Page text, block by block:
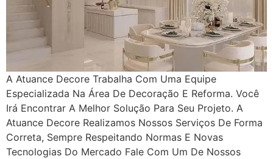
A Atuance Decore Trabalha Com Uma Equipe
Especializada Na Área De Decoração E Reforma. Você
Irá Encontrar A Melhor Solução Para Seu Projeto. A
Atuance Decore Realizamos Nossos Serviços De Forma
Correta, Sempre Respeitando Normas E Novas
Tecnologias Do Mercado Fale Com Um De Nossos